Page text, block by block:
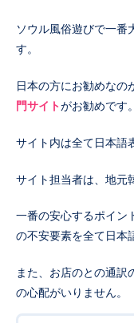
ソウル風俗遊びで一番
す。
日本の方にお勧めなの
門サイトがお勧めです。
サイト内は全て日本語
サイト担当者は、地元
一番の安心するポイン
の不安要素を全て日本
また、お店のとの通訳
の心配がいりません。